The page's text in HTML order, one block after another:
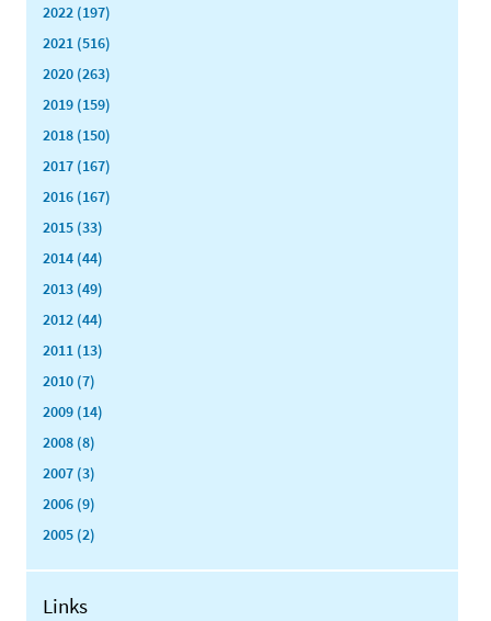
2022 (197)
2021 (516)
2020 (263)
2019 (159)
2018 (150)
2017 (167)
2016 (167)
2015 (33)
2014 (44)
2013 (49)
2012 (44)
2011 (13)
2010 (7)
2009 (14)
2008 (8)
2007 (3)
2006 (9)
2005 (2)
Links